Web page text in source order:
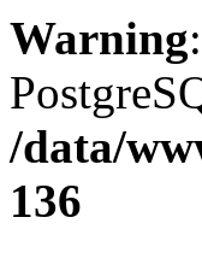
Warning
/data/
136